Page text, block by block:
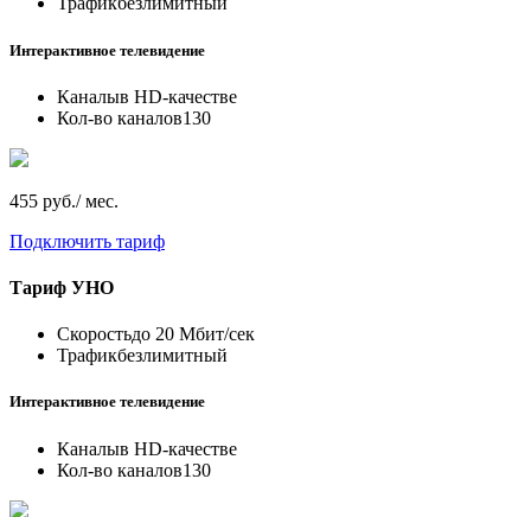
Интерактивное телевидение
Каналыв HD-качестве
Кол-во каналов130
455 руб./ мес.
Подключить тариф
Тариф УНО
Скоростьдо 20 Мбит/сек
Трафикбезлимитный
Интерактивное телевидение
Каналыв HD-качестве
Кол-во каналов130